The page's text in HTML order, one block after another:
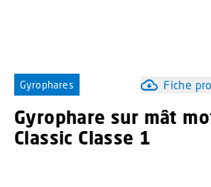
Gyrophares Fiche
Gyrophare sur mât
Classic Classe 1